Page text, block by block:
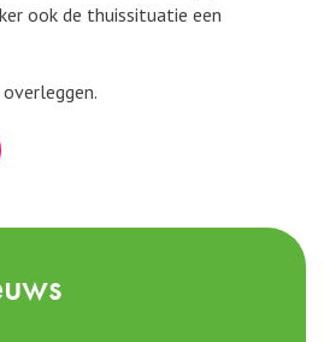
ook de thuissituatie een